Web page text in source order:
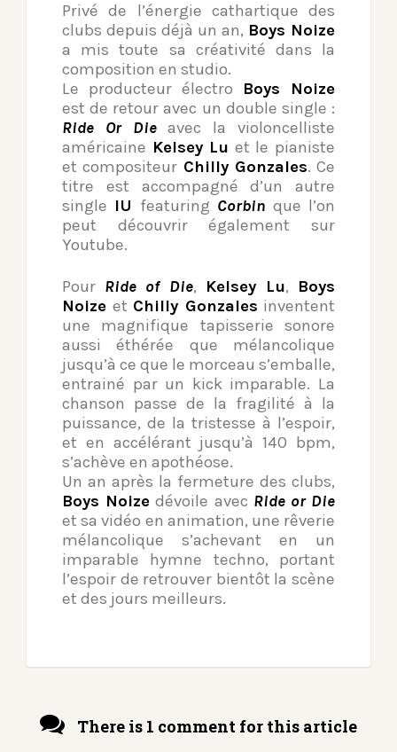
Privé de l’énergie cathartique des
clubs depuis déjà un an, Boys Noize
a mis toute sa créativité dans la
composition en studio.
Le producteur électro Boys Noize
est de retour avec un double single :
Ride Or Dieavec la violoncelliste
américaine Kelsey Lu et le pianiste
et compositeur Chilly Gonzales. Ce
titre est accompagné d’un autre
single IU featuring Corbin que l’on
peut découvrir également sur
Youtube.
Pour Ride of Die, Kelsey Lu, Boys
Noize et Chilly Gonzales inventent
une magnifique tapisserie sonore
aussi éthérée que mélancolique
jusqu’à ce que le morceau s’emballe,
entrainé par un kick imparable. La
chanson passe de la fragilité à la
puissance, de la tristesse à l’espoir,
et en accélérant jusqu’à 140 bpm,
s’achève en apothéose.
Un an après la fermeture des clubs,
Boys Noize dévoile avec Ride or Die
et sa vidéo en animation, une rêverie
mélancolique s’achevant en un
imparable hymne techno, portant
l’espoir de retrouver bientôt la scène
et des jours meilleurs.
There is 1 comment for this article